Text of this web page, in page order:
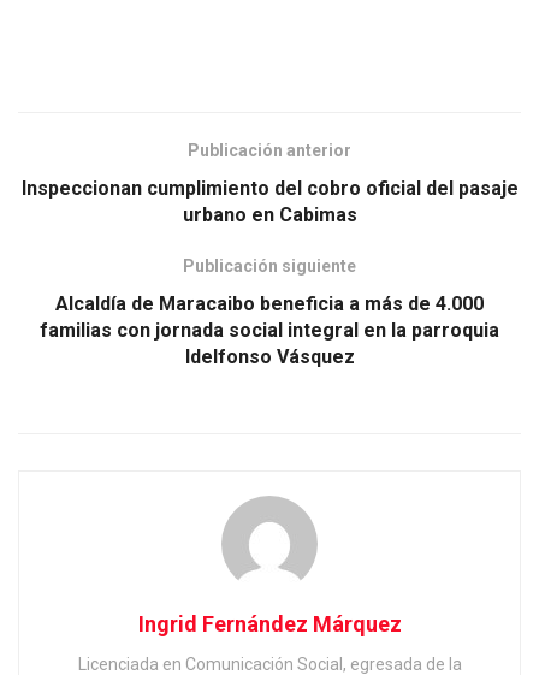
Publicación anterior
Inspeccionan cumplimiento del cobro oficial del pasaje
urbano en Cabimas
Publicación siguiente
Alcaldía de Maracaibo beneficia a más de 4.000
familias con jornada social integral en la parroquia
Idelfonso Vásquez
Ingrid Fernández Márquez
Licenciada en Comunicación Social, egresada de la